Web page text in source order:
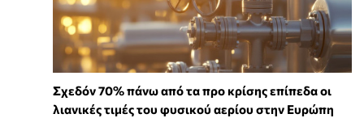
Σχεδόν 70% πάνω από τα προ κρίσης επίπεδα οι
λιανικές τιμές του φυσικού αερίου στην Ευρώπη